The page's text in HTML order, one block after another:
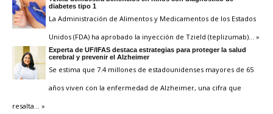
diabetes tipo 1
La Administración de Alimentos y Medicamentos de los Estados
Unidos (FDA) ha aprobado la inyección de Tzield (teplizumab) … »
Experta de UF/IFAS destaca estrategias para proteger la salud
cerebral y prevenir el Alzheimer
Se estima que 7.4 millones de estadounidenses mayores de 65
años viven con la enfermedad de Alzheimer, una cifra que
resalta … »